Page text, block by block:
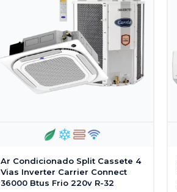
Ar Condicionado Split Cassete 4
Vias Inverter Carrier Connect
36000 Btus Frio 220v R-32